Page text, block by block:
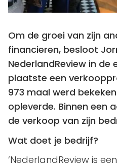
Om de groei van zijn
financieren, besloot
NederlandReview in de
plaatste een
973 maal werd
opleverde. Binnen een
de verkoop van zijn
Wat doet je bedrijf?
‘NederlandReview is